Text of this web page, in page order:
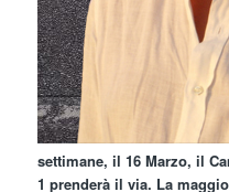
settimane, il 16 Marzo, il
1 prenderà il via. La